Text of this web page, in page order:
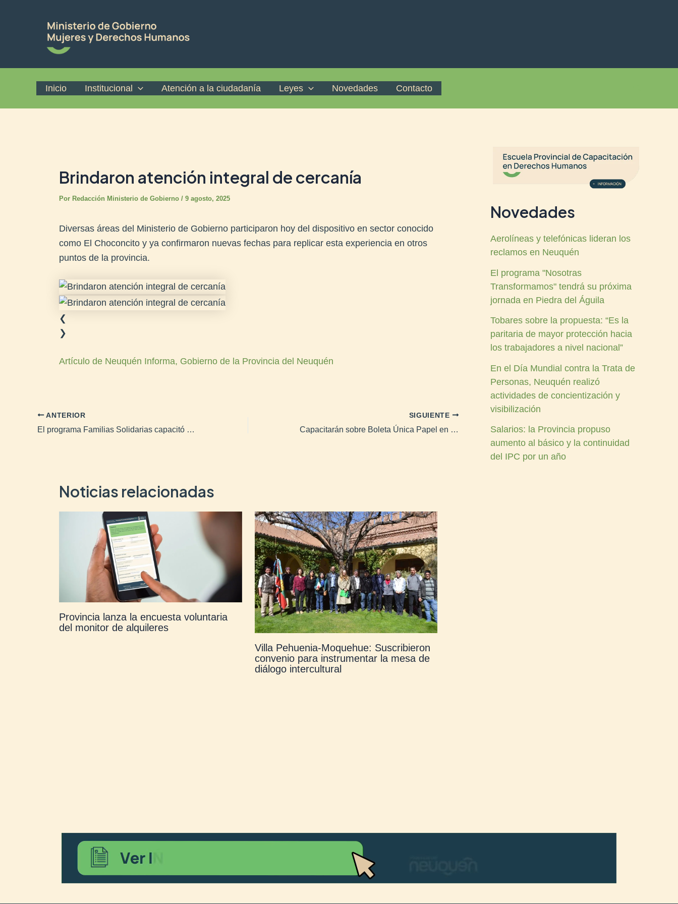
Inicio Institucional Atención a la ciudadanía Leyes Novedades Contacto
Brindaron atención integral de cercanía
Por Redacción Ministerio de Gobierno / 9 agosto, 2025
Diversas áreas del Ministerio de Gobierno participaron hoy del dispositivo en sector conocido
como El Choconcito y ya confirmaron nuevas fechas para replicar esta experiencia en otros
puntos de la provincia.
❮
❯
Artículo de Neuquén Informa, Gobierno de la Provincia del Neuquén
navigation
ANTERIOR
El programa Familias Solidarias capacitó a municipios y puso a disposición protocolos de actuación
SIGUIENTE
Capacitarán sobre Boleta Única Papel en otras 10 localidades
Noticias relacionadas
Provincia lanza la encuesta voluntaria
del monitor de alquileres
Villa Pehuenia-Moquehue: Suscribieron
convenio para instrumentar la mesa de
diálogo intercultural
Novedades
Aerolíneas y telefónicas lideran los
reclamos en Neuquén
El programa "Nosotras
Transformamos" tendrá su próxima
jornada en Piedra del Águila
Tobares sobre la propuesta: “Es la
paritaria de mayor protección hacia
los trabajadores a nivel nacional”
En el Día Mundial contra la Trata de
Personas, Neuquén realizó
actividades de concientización y
visibilización
Salarios: la Provincia propuso
aumento al básico y la continuidad
del IPC por un año